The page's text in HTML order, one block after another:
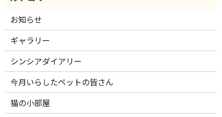
お知らせ
ギャラリー
シンシアダイアリー
今月いらしたペットの皆さん
猫の小部屋